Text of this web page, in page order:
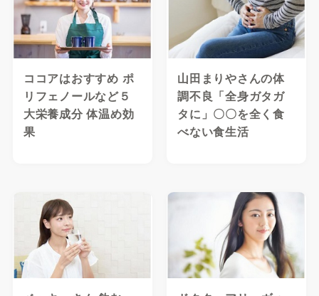
ココアはおすすめ ポ
リフェノールなど５
大栄養成分 体温め効
果
山田まりやさんの体
調不良「全身ガタガ
タに」〇〇を全く食
べない食生活